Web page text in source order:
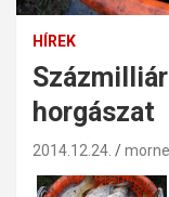
HÍREK
horgászat
2014.12.24.